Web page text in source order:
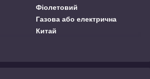
Фіолетовий
Газова або електрична
Китай